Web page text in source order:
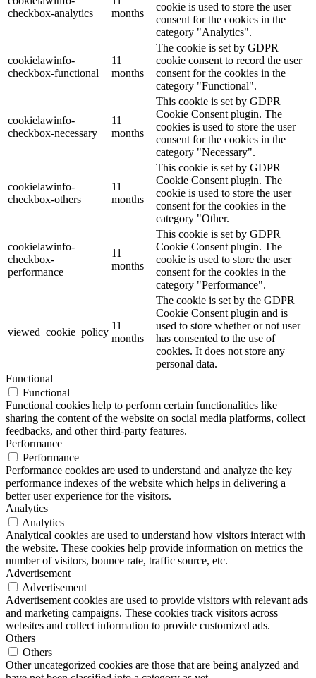
checkbox-analytics
months
cookie is used to store the user
consent for the cookies in the
category "Analytics".
cookielawinfo-
checkbox-functional
11
months
The cookie is set by GDPR
cookie consent to record the user
consent for the cookies in the
category "Functional".
cookielawinfo-
checkbox-necessary
11
months
This cookie is set by GDPR
Cookie Consent plugin. The
cookies is used to store the user
consent for the cookies in the
category "Necessary".
cookielawinfo-
checkbox-others
11
months
This cookie is set by GDPR
Cookie Consent plugin. The
cookie is used to store the user
consent for the cookies in the
category "Other.
cookielawinfo-
checkbox-
performance
11
months
This cookie is set by GDPR
Cookie Consent plugin. The
cookie is used to store the user
consent for the cookies in the
category "Performance".
viewed_cookie_policy
11
months
The cookie is set by the GDPR
Cookie Consent plugin and is
used to store whether or not user
has consented to the use of
cookies. It does not store any
personal data.
Functional
Functional
Functional cookies help to perform certain functionalities like
sharing the content of the website on social media platforms, collect
feedbacks, and other third-party features.
Performance
Performance
Performance cookies are used to understand and analyze the key
performance indexes of the website which helps in delivering a
better user experience for the visitors.
Analytics
Analytics
Analytical cookies are used to understand how visitors interact with
the website. These cookies help provide information on metrics the
number of visitors, bounce rate, traffic source, etc.
Advertisement
Advertisement
Advertisement cookies are used to provide visitors with relevant ads
and marketing campaigns. These cookies track visitors across
websites and collect information to provide customized ads.
Others
Others
Other uncategorized cookies are those that are being analyzed and